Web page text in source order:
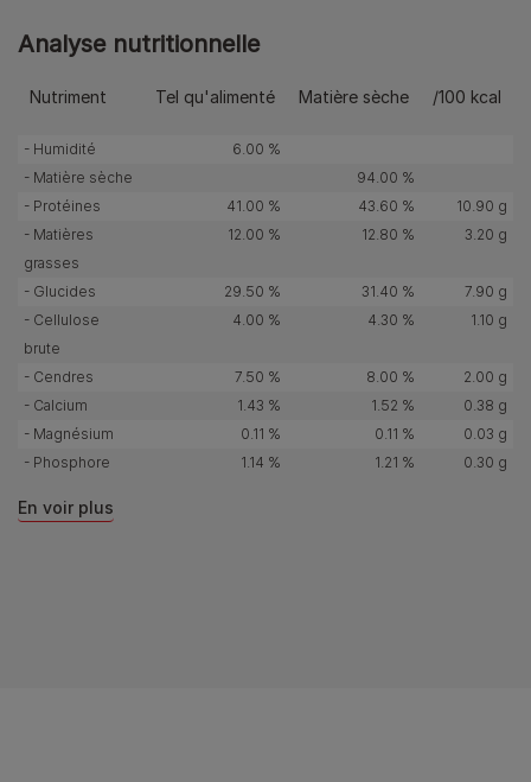
Analyse nutritionnelle
Nutriment Tel qu'alimenté Matière sèche /100 kcal
- Humidité
6.00 %
- Matière sèche
94.00 %
- Protéines
41.00 % 43.60 %
10.90 g
- Matières
grasses
12.00 % 12.80 % 3.20 g
- Glucides 29.50 % 31.40 %
7.90 g
- Cellulose
brute
4.00 % 4.30 % 1.10 g
- Cendres 7.50 % 8.00 %
2.00 g
- Calcium
1.43 % 1.52 %
0.38 g
- Magnésium
0.11 % 0.11 %
0.03 g
- Phosphore
1.14 % 1.21 % 0.30 g
En voir plus